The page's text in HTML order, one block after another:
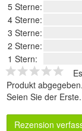
5 Sterne:
4 Sterne:
3 Sterne:
2 Sterne:
1 Stern:
Produkt abgegeben.
Seien Sie der Erste.
Rezension